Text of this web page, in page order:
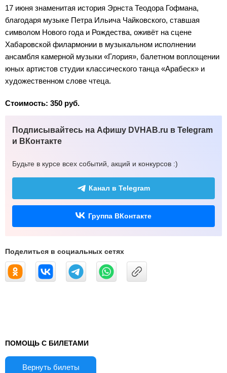
17 июня знаменитая история Эрнста Теодора Гофмана,
благодаря музыке Петра Ильича Чайковского, ставшая
символом Нового года и Рождества, оживёт на сцене
Хабаровской филармонии в музыкальном исполнении
ансамбля камерной музыки «Глория», балетном воплощении
юных артистов студии классического танца «Арабеск» и
художественном слове чтеца.
Стоимость: 350 руб.
Подписывайтесь на Афишу DVHAB.ru в Telegram
и ВКонтакте
Будьте в курсе всех событий, акций и конкурсов :)
Канал в Telegram
Группа ВКонтакте
Поделиться в социальных сетях
ПОМОЩЬ С БИЛЕТАМИ
Вернуть билеты